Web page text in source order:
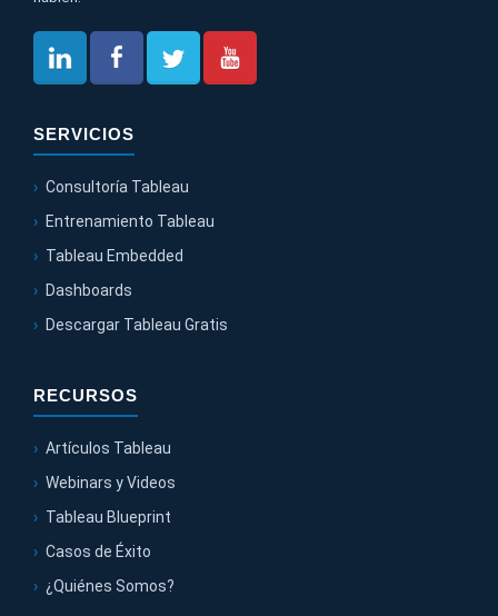
SERVICIOS
Consultoría Tableau
Entrenamiento Tableau
Tableau Embedded
Dashboards
Descargar Tableau Gratis
RECURSOS
Artículos Tableau
Webinars y Videos
Tableau Blueprint
Casos de Éxito
¿Quiénes Somos?